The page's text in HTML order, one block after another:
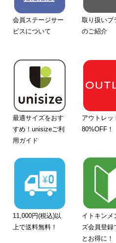
会員ステージサー
ビスについて
取り扱いブ
のご紹介
最適サイズをおす
すめ！unisizeご利
用ガイド
アウトレッ
80%OFF！
11,000円(税込)以
上で送料無料！
イトキンメ
ズ会員登録
とお得に！